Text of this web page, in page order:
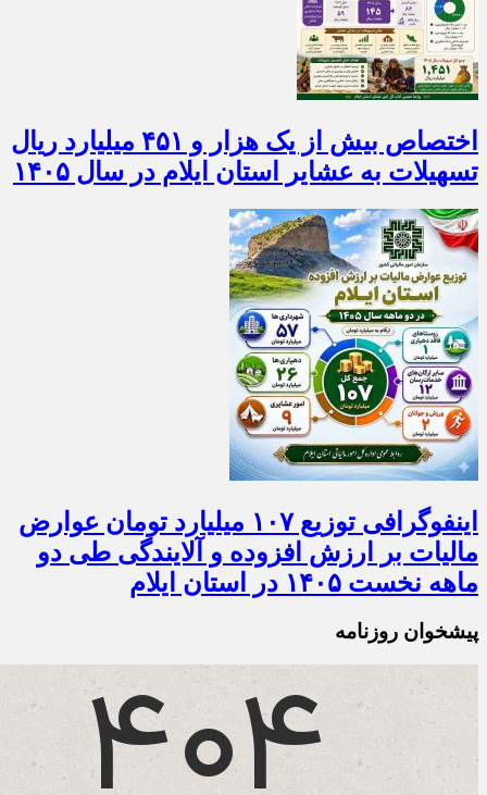
اختصاص بیش از یک هزار و ۴۵۱ میلیارد ریال
تسهیلات به عشایر استان ایلام در سال ۱۴۰۵
اینفوگرافی توزیع ۱۰۷ میلیارد تومان عوارض
مالیات بر ارزش افزوده و آلایندگی طی دو
ماهه نخست ۱۴۰۵ در استان ایلام
پیشخوان روزنامه